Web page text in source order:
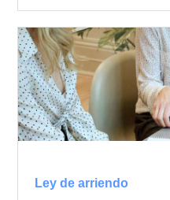
Ley de arriendo